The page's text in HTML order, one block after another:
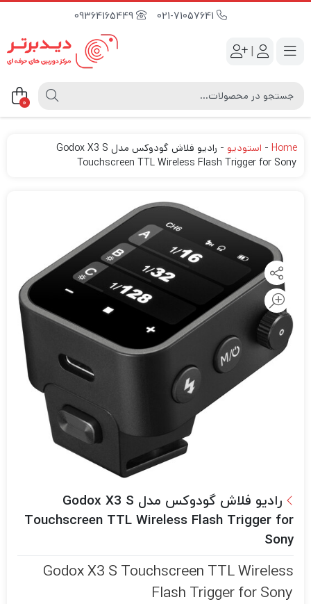
09364165449
|
0
Home
- استودیو -
رادیو فلاش گودوکس مدل Godox X3 S
Touchscreen TTL Wireless Flash Trigger for Sony
رادیو فلاش گودوکس مدل Godox X3 S
Touchscreen TTL Wireless Flash Trigger for
Sony
Godox X3 S Touchscreen TTL Wireless
Flash Trigger for Sony